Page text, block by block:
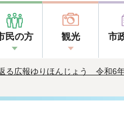
民の方 観光 市
る広報ゆりほんじょう 令和6